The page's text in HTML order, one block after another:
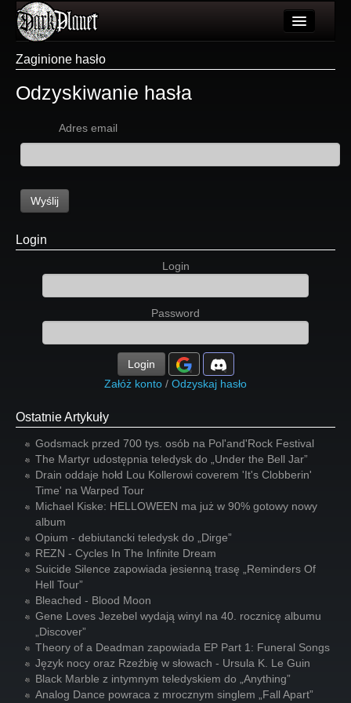
Galeria
Zaginione hasło
Odzyskiwanie hasła
Adres email
Wyślij
Login
Login
Password
Login
Załóż konto / Odzyskaj hasło
Ostatnie Artykuły
Godsmack przed 700 tys. osób na Pol'and'Rock Festival
The Martyr udostępnia teledysk do „Under the Bell Jar”
Drain oddaje hołd Lou Kollerowi coverem 'It's Clobberin'
Time' na Warped Tour
Michael Kiske: HELLOWEEN ma już w 90% gotowy nowy
album
Opium - debiutancki teledysk do „Dirge”
REZN - Cycles In The Infinite Dream
Suicide Silence zapowiada jesienną trasę „Reminders Of
Hell Tour”
Bleached - Blood Moon
Gene Loves Jezebel wydają winyl na 40. rocznicę albumu
„Discover”
Theory of a Deadman zapowiada EP Part 1: Funeral Songs
Język nocy oraz Rzeźbię w słowach - Ursula K. Le Guin
Black Marble z intymnym teledyskiem do „Anything”
Analog Dance powraca z mrocznym singlem „Fall Apart”